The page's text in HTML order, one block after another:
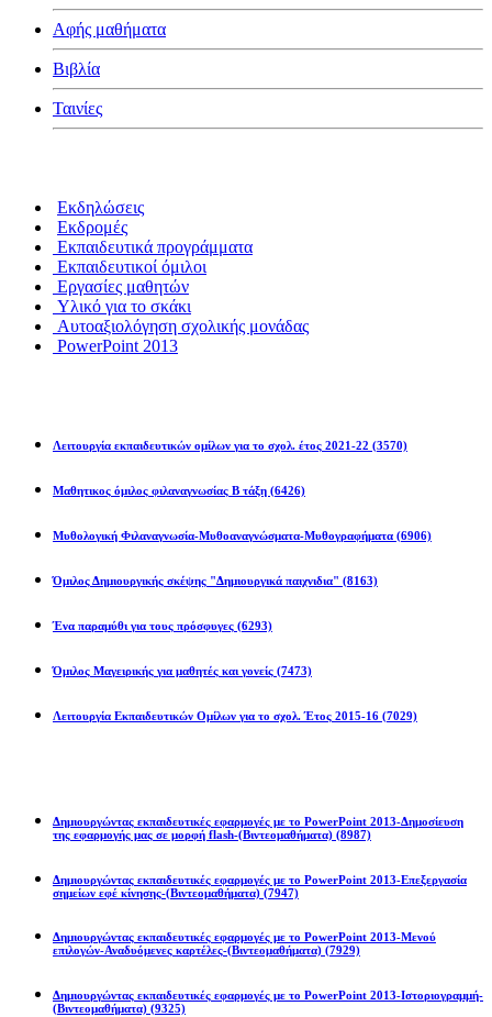
Αφής μαθήματα
Βιβλία
Ταινίες
Εκδηλώσεις
Εκδρομές
Εκπαιδευτικά προγράμματα
Εκπαιδευτικοί όμιλοι
Εργασίες μαθητών
Υλικό για το σκάκι
Αυτοαξιολόγηση σχολικής μονάδας
PowerPoint 2013
Λειτουργία εκπαιδευτικών ομίλων για το σχολ. έτος 2021-22 (3570)
Μαθητικος όμιλος φιλαναγνωσίας Β τάξη (6426)
Μυθολογική Φιλαναγνωσία-Μυθοαναγνώσματα-Μυθογραφήματα (6906)
Όμιλος Δημιουργικής σκέψης "Δημιουργικά παιχνιδια" (8163)
Ένα παραμύθι για τους πρόσφυγες (6293)
Όμιλος Μαγειρικής για μαθητές και γονείς (7473)
Λειτουργία Εκπαιδευτικών Ομίλων για το σχολ. Έτος 2015-16 (7029)
Δημιουργώντας εκπαιδευτικές εφαρμογές με το PowerPoint 2013-Δημοσίευση
της εφαρμογής μας σε μορφή flash-(Βιντεομαθήματα) (8987)
Δημιουργώντας εκπαιδευτικές εφαρμογές με το PowerPoint 2013-Επεξεργασία
σημείων εφέ κίνησης-(Βιντεομαθήματα) (7947)
Δημιουργώντας εκπαιδευτικές εφαρμογές με το PowerPoint 2013-Μενού
επιλογών-Αναδυόμενες καρτέλες-(Βιντεομαθήματα) (7929)
Δημιουργώντας εκπαιδευτικές εφαρμογές με το PowerPoint 2013-Ιστοριογραμμή-
(Βιντεομαθήματα) (9325)